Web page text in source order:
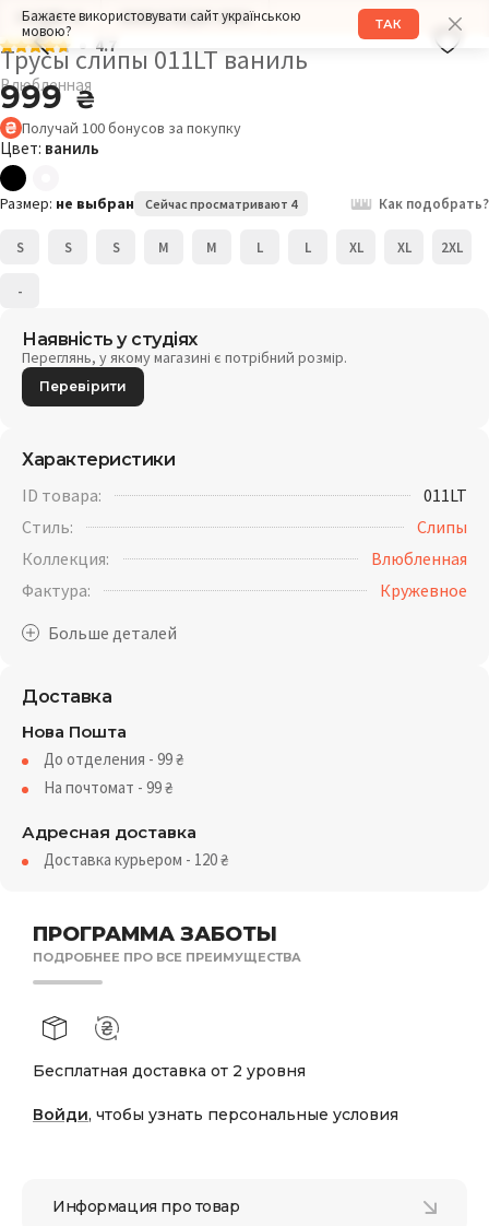
Бажаєте використовувати сайт українською
мовою?
ТАК
РАЗМЕР: M ОБХВАТ БЕДЕР: 98СМ
4.7
Трусы слипы 011LT ваниль
Влюбленная
999₴
Получай 100бонусов за покупку
Цвет: ваниль
Размер: не выбран Сейчас просматривают 4 Как подобрать?
S S S M M L L XL XL 2XL
-
ПРОГРАММА ЗАБОТЫ
ПОДРОБНЕЕ ПРО ВСЕ ПРЕИМУЩЕСТВА
Бесплатная доставка от 2 уровня
Войди, чтобы узнать персональные условия
Наявність у студіях
Переглянь, у якому магазині є потрібний розмір.
Перевірити
Характеристики
ID товара:
011LT
Стиль:
Слипы
Коллекция:
Влюбленная
Фактура:
Кружевное
Доставка
Нова Пошта
До отделения - 99₴
На почтомат - 99₴
Адресная доставка
Доставка курьером - 120₴
Информация про товар